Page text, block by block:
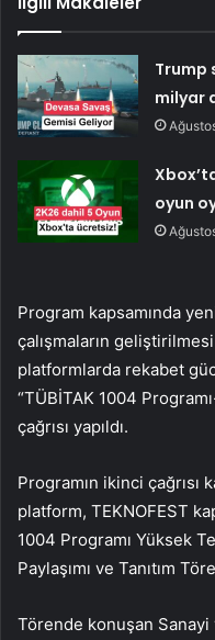
Trump
milyar
oyun
Program kapsamında
çalışmaların
platformlarda rekabet
“TÜBİTAK 1004
çağrısı yapıldı.
Programın ikinci çağrısı
platform, TEKNOFEST
1004 Programı Yüksek
Paylaşımı ve Tanıtım
Törende konuşan Sanayi